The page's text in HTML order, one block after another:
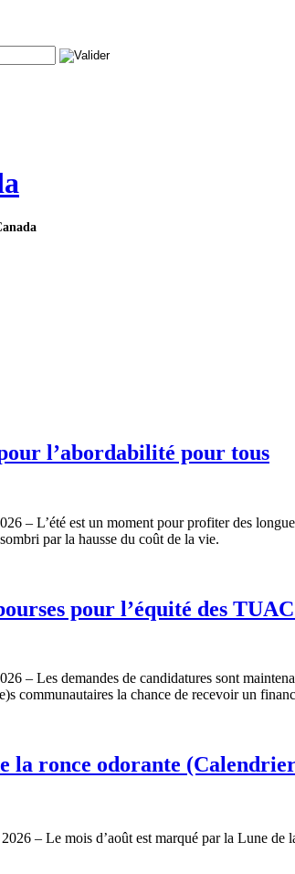
l’abordabilité pour tous
– L’été est un moment pour profiter des
par la hausse du coût de la vie.
pour l’équité des
– Les demandes de candidatures sont
communautaires la chance de recevoir un
la ronce odorante
– Le mois d’août est marqué par la Lune de